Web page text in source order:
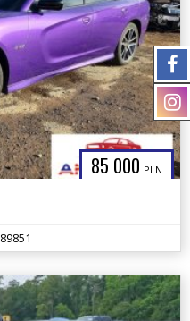
85 000 PLN
89851